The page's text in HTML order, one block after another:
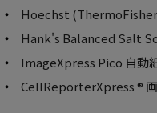
Hoechst
Hank's Balanced Salt
ImageXpress Pico 自動
CellReporterXpress ® 画